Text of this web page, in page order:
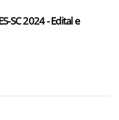
SC 2024 - Edital e